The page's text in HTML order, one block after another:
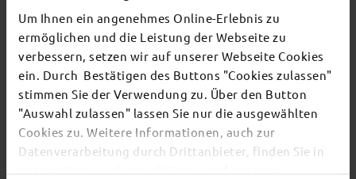
Um Ihnen ein angenehmes Online-Erlebnis zu
ermöglichen und die Leistung der Webseite zu
verbessern, setzen wir auf unserer Webseite Cookies
ein. Durch Bestätigen des Buttons "Cookies zulassen"
stimmen Sie der Verwendung zu. Über den Button
"Auswahl zulassen" lassen Sie nur die ausgewählten
Cookies zu. Weitere Informationen, auch zur
Datenverarbeitung durch Drittanbieter, finden Sie in
Experiences unique to Fulda
TOP EVENTS
There's always something going on in Fulda:
whether it's a concert, a musical, a fun-filled
guided tour or a theatre performance – this is the
place to discover the current events and